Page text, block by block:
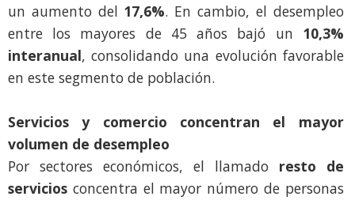
un aumento del 17,6%. En cambio, el desempleo
entre los mayores de 45 años bajó un 10,3%
interanual, consolidando una evolución favorable
en este segmento de población.
Servicios y comercio concentran el mayor
volumen de desempleo
Por sectores económicos, el llamado resto de
servicios concentra el mayor número de personas